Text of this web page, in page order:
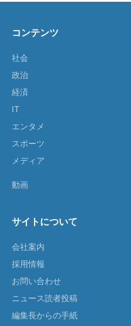
コンテンツ
社会
政治
経済
IT
エンタメ
スポーツ
メディア
動画
サイトについて
会社案内
採用情報
お問い合わせ
ニュース読者投稿
編集長からの手紙